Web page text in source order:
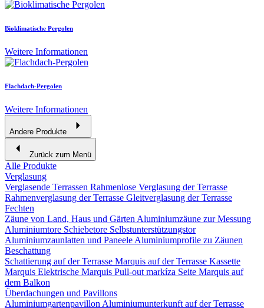
Bioklimatische Pergolen
Weitere Informationen
Flachdach-Pergolen
Weitere Informationen
Andere Produkte
Zurück zum Menü
Alle Produkte
Verglasung
Verglasende Terrassen Rahmenlose Verglasung der Terrasse
Rahmenverglasung der Terrasse Gleitverglasung der Terrasse
Fechten
Zäune von Land, Haus und Gärten Aluminiumzäune zur Messung
Aluminiumtore Schiebetore Selbstunterstützungstor
Aluminiumzaunlatten und Paneele Aluminiumprofile zu Zäunen
Beschattung
Schattierung auf der Terrasse Marquis auf der Terrasse Kassette
Marquis Elektrische Marquis Pull-out markíza Seite Marquis auf
dem Balkon
Überdachungen und Pavillons
Aluminiumgartenpavillon Aluminiumunterkunft auf der Terrasse